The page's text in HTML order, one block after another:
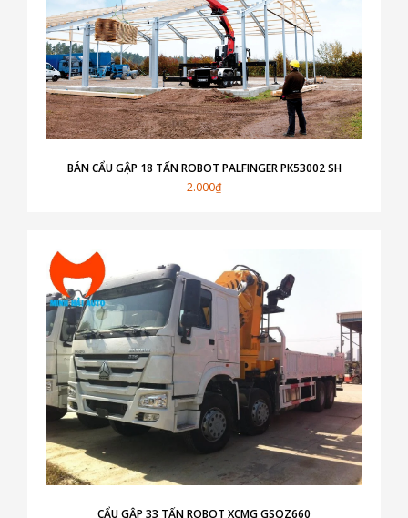
BÁN CẨU GẬP 18 TẤN ROBOT PALFINGER PK53002 SH
2.000₫
CẨU GẬP 33 TẤN ROBOT XCMG GSQZ660